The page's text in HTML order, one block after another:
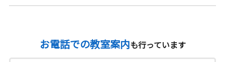
お電話での教室案内も行っています